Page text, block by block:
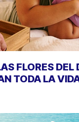
FLORES DEL
TODA LA